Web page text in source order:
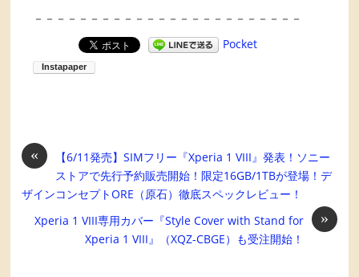
－－－－－－－－－－－－－－－－－－－－－－－－
Pocket
«
【6/11発売】SIMフリー『Xperia 1 VIII』発表！ソニー
ストアで先行予約販売開始！限定16GB/1TBが登場！デ
ザインコンセプトORE（原石）徹底スペックレビュー！
»
Xperia 1 VIII専用カバー『Style Cover with Stand for
Xperia 1 VIII』（XQZ-CBGE）も受注開始！